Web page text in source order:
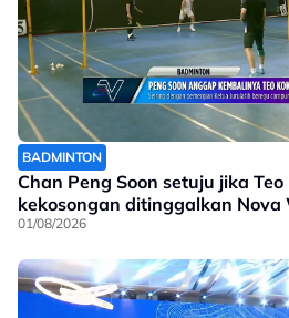
BADMINTON
Chan Peng Soon setuju jika
kekosongan ditinggalkan Nova
01/08/2026